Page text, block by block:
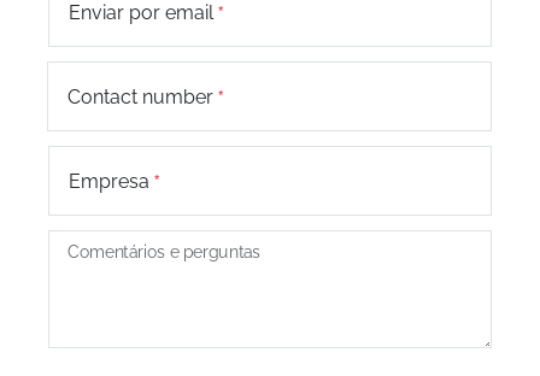
Enviar por email
+44
Contact number
Empresa
Comentários e perguntas